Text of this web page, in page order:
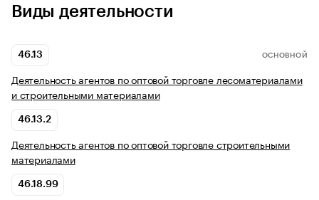
Виды деятельности
46.13 ОСНОВНОЙ
Деятельность агентов по оптовой торговле лесоматериалами
и строительными материалами
46.13.2
Деятельность агентов по оптовой торговле строительными
материалами
46.18.99